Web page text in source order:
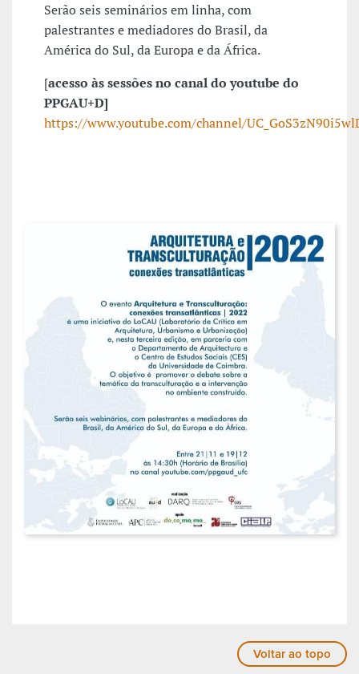
Serão seis seminários em linha, com
palestrantes e mediadores do Brasil, da
América do Sul, da Europa e da África.
[acesso às sessões no canal do youtube do
PPGAU+D]
https://www.youtube.com/channel/
Voltar ao topo